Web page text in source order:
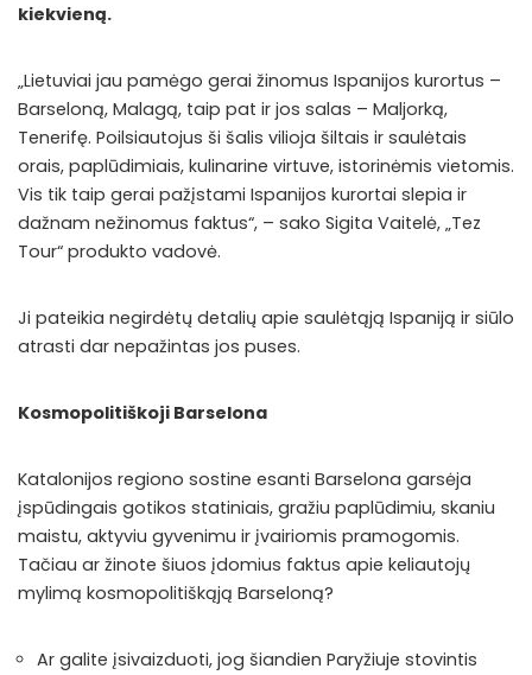
kiekvieną.
„Lietuviai jau pamėgo gerai žinomus Ispanijos kurortus –
Barseloną, Malagą, taip pat ir jos salas – Maljorką,
Tenerifę. Poilsiautojus ši šalis vilioja šiltais ir saulėtais
orais, paplūdimiais, kulinarine virtuve, istorinėmis vietomis.
Vis tik taip gerai pažįstami Ispanijos kurortai slepia ir
dažnam nežinomus faktus“, – sako Sigita Vaitelė, „Tez
Tour“ produkto vadovė.
Ji pateikia negirdėtų detalių apie saulėtąją Ispaniją ir siūlo
atrasti dar nepažintas jos puses.
Kosmopolitiškoji Barselona
Katalonijos regiono sostine esanti Barselona garsėja
įspūdingais gotikos statiniais, gražiu paplūdimiu, skaniu
maistu, aktyviu gyvenimu ir įvairiomis pramogomis.
Tačiau ar žinote šiuos įdomius faktus apie keliautojų
mylimą kosmopolitiškąją Barseloną?
Ar galite įsivaizduoti, jog šiandien Paryžiuje stovintis